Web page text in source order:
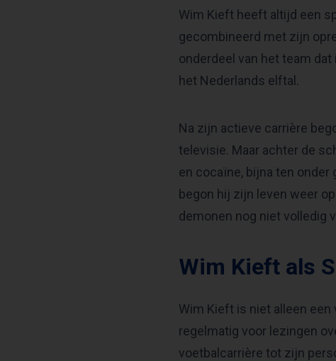
Wim Kieft heeft altijd een
gecombineerd met zijn
onderdeel van het team
het Nederlands elftal.
Na zijn actieve carrière
televisie. Maar achter de
en cocaïne, bijna ten onder
begon hij zijn leven weer
demonen nog niet volledig
Wim Kieft als
Wim Kieft is niet alleen
regelmatig voor lezingen
voetbalcarrière tot zijn